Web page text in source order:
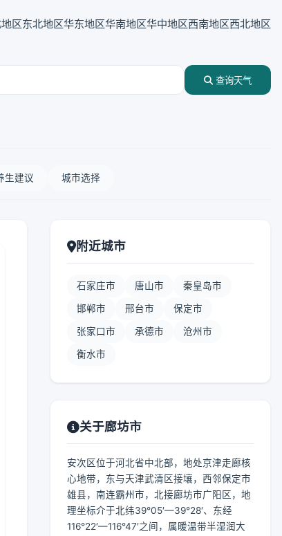
区东北地区华东地区华南地区华中地区西南地区西北地区
查询天气
生建议 城市选择
附近城市
石家庄市 唐山市 秦皇岛市
邯郸市 邢台市 保定市
张家口市 承德市 沧州市
衡水市
关于廊坊市
安次区位于河北省中北部，地处京津走廊核
心地带，东与天津武清区接壤，西邻保定市
雄县，南连霸州市，北接廊坊市广阳区，地
理坐标介于北纬39°05′—39°28′、东经
116°22′—116°47′之间，属暖温带半湿润大